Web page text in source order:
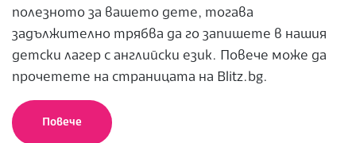
полезното за вашето дете, тогава
задължително трябва да го запишете в нашия
детски лагер с английски език. Повече може да
прочетете на страницата на Blitz.bg.
Повече